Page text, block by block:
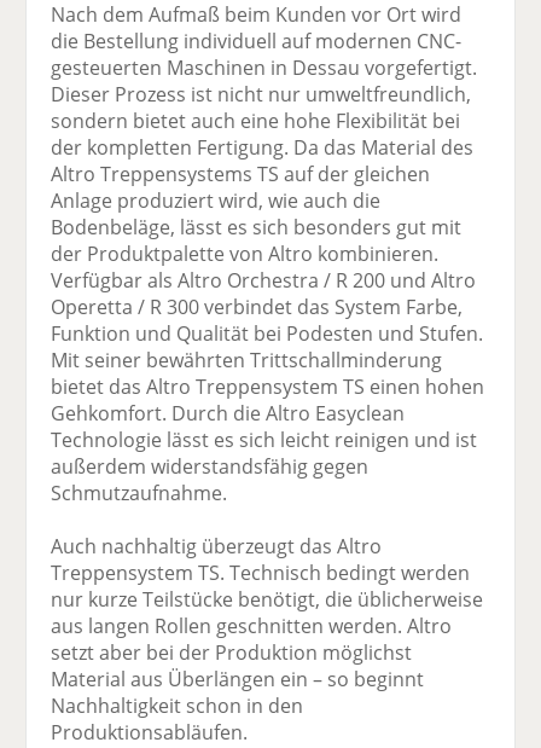
Nach dem Aufmaß beim Kunden vor Ort wird
die Bestellung individuell auf modernen CNC-
gesteuerten Maschinen in Dessau vorgefertigt.
Dieser Prozess ist nicht nur umweltfreundlich,
sondern bietet auch eine hohe Flexibilität bei
der kompletten Fertigung. Da das Material des
Altro Treppensystems TS auf der gleichen
Anlage produziert wird, wie auch die
Bodenbeläge, lässt es sich besonders gut mit
der Produktpalette von Altro kombinieren.
Verfügbar als Altro Orchestra / R 200 und Altro
Operetta / R 300 verbindet das System Farbe,
Funktion und Qualität bei Podesten und Stufen.
Mit seiner bewährten Trittschallminderung
bietet das Altro Treppensystem TS einen hohen
Gehkomfort. Durch die Altro Easyclean
Technologie lässt es sich leicht reinigen und ist
außerdem widerstandsfähig gegen
Schmutzaufnahme.
Auch nachhaltig überzeugt das Altro
Treppensystem TS. Technisch bedingt werden
nur kurze Teilstücke benötigt, die üblicherweise
aus langen Rollen geschnitten werden. Altro
setzt aber bei der Produktion möglichst
Material aus Überlängen ein – so beginnt
Nachhaltigkeit schon in den
Produktionsabläufen.